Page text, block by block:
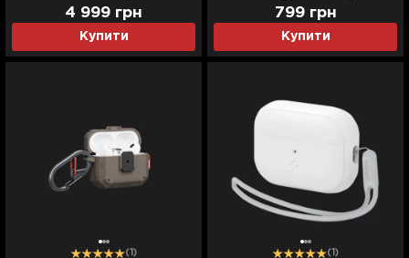
Magnetic Charging 25Вт
Dock (Sand)
Купити
4 999 грн
Grey)
Купити
799 грн
(1) (1)